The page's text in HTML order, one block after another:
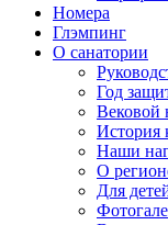
Номера
Глэмпинг
О санатории
Год
Вековой
История
Наши
О
Для